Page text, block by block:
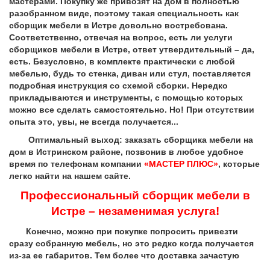
разобранном виде, поэтому такая специальность как
сборщик мебели в Истре довольно востребована.
Соответственно, отвечая на вопрос, есть ли услуги
сборщиков мебели в Истре, ответ утвердительный – да,
есть. Безусловно, в комплекте практически с любой
мебелью, будь то стенка, диван или стул, поставляется
подробная инструкция со схемой сборки. Нередко
прикладываются и инструменты, с помощью которых
можно все сделать самостоятельно. Но! При отсутствии
опыта это, увы, не всегда получается...
Оптимальный выход: заказать сборщика мебели на
дом в Истринском районе, позвонив в любое удобное
время по телефонам компании «МАСТЕР ПЛЮС», которые
легко найти на нашем сайте.
Профессиональный сборщик мебели в
Истре – незаменимая услуга!
Конечно, можно при покупке попросить привезти
сразу собранную мебель, но это редко когда получается
из-за ее габаритов. Тем более что доставка зачастую